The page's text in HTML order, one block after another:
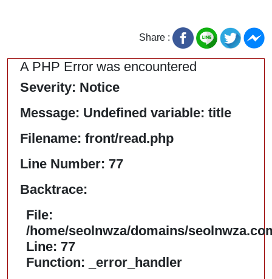
Share :
A PHP Error was encountered
Severity: Notice
Message: Undefined variable: title
Filename: front/read.php
Line Number: 77
Backtrace:
File:
/home/seolnwza/domains/
Line: 77
Function: _error_handler